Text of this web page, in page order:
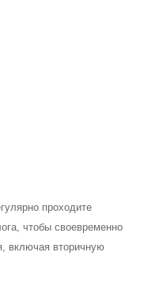
лучей, носите
защитить глаза от
что также может
катаракты.